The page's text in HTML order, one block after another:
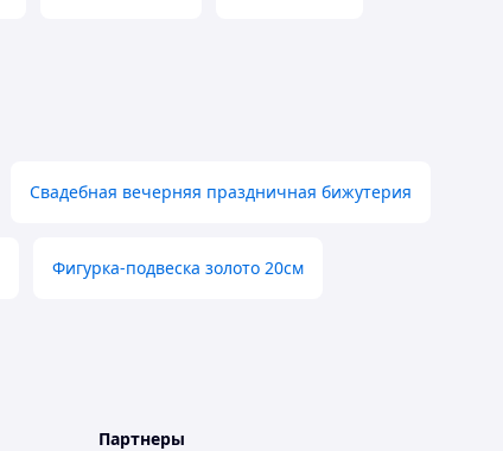
Свадебная вечерняя праздничная бижутерия
Фигурка-подвеска золото 20см
Партнеры